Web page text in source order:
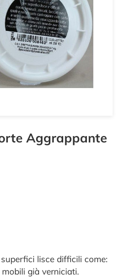
Aggrappante
lisce difficili come:
già verniciati.